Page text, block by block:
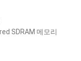
SDRAM 메모리